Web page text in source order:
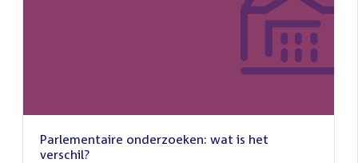
Parlementaire onderzoeken: wat is het
verschil?